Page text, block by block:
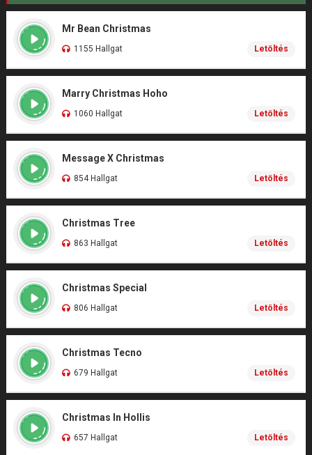
Mr Bean Christmas
1155 Hallgat Letöltés
Marry Christmas Hoho
1060 Hallgat Letöltés
Message X Christmas
854 Hallgat Letöltés
Christmas Tree
863 Hallgat Letöltés
Christmas Special
806 Hallgat Letöltés
Christmas Tecno
679 Hallgat Letöltés
Christmas In Hollis
657 Hallgat Letöltés